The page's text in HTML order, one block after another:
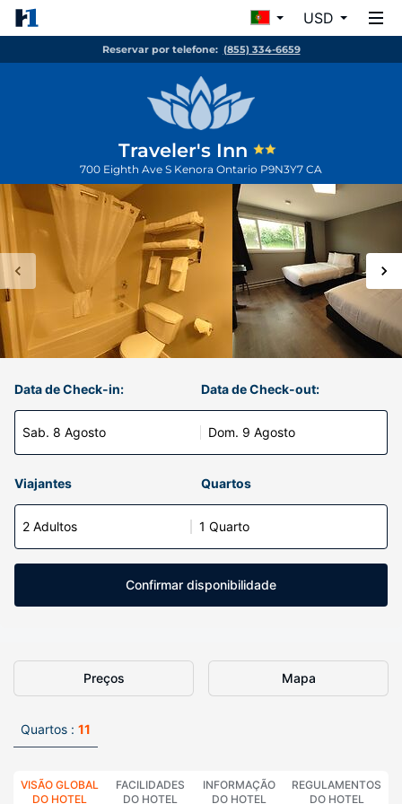
USD
Reservar por telefone: (855) 334-6659
Traveler's Inn
700 Eighth Ave S Kenora Ontario P9N3Y7 CA
Data de Check-in:
Sab. 8 Agosto
Data de Check-out:
Dom. 9 Agosto
Viajantes Quartos
2 Adultos 1 Quarto
Confirmar disponibilidade
Preços Mapa
Quartos : 11
VISÃO GLOBAL
DO HOTEL
FACILIDADES
DO HOTEL
INFORMAÇÃO
DO HOTEL
REGULAMENTOS
DO HOTEL